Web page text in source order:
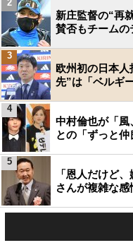
新庄監督の“再
賛否もチーム
2
欧州初の日本
先”は「ベルギ
3
中村倫也が「
との「ずっと
4
「恩人だけど
さんが複雑な
5